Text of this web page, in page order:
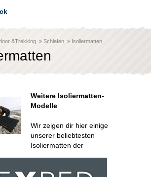
&Trekking » Schlafen » Isoliermatten
Weitere Isoliermatten-
Modelle
Wir zeigen dir hier einige
unserer beliebtesten
Isoliermatten der